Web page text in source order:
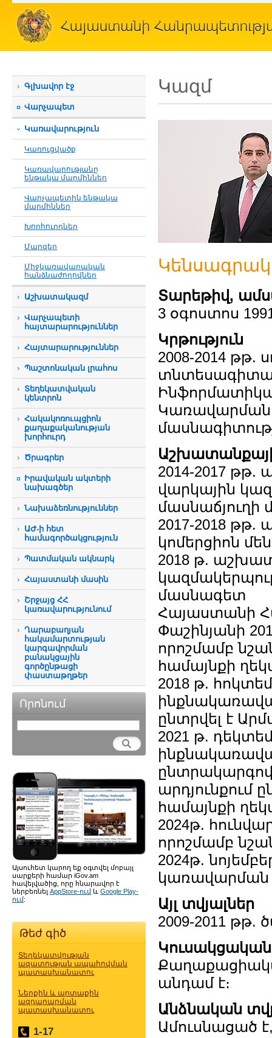
Գլխավոր էջ
Վարչապետ
Կառավարություն
Կառուցվածք
Կառավարությանը
ենթակա մարմիններ
Վարչապետին ենթակա
մարմիններ
Խորհուրդներ
Մարզեր
Միջկառավարական
հանձնաժողովներ
Աշխատակազմ
Վարչապետի
հայտարարություններ
Հայտարարություններ
Պաշտոնական լրահոս
Տեղեկատվական
կենտրոն
Հակակոռուպցիոն
քաղաքականության
խորհուրդ
Ծրագրեր
Իրավական ակտերի
նախագծեր
Նախաձեռնություններ
ԱԺ-ի հետ
համագործակցություն
Պատմական ակնարկ
Հայաստանի մասին
Շրջայց ՀՀ
կառավարությունում
Ղարաբաղյան
հակամարտության
կարգավորման
բանակցային
գործընթացի
փաստաթղթեր
Որոնում
Այսուհետ կարող եք օգտվել մոբայլ
սարքերի համար iGov.am
հավելվածից, որը հնարավոր է
ներբեռնել AppStore-ում և Google Play-
ում:
Թեժ գիծ
Տեղեկատվության
ազատության ապահովման
պատասխանատու
Ներքին և արտաքին
ազդարարման
պատասխանատու
1-17
Կազմ
Տարեթիվ,
3 օգոստոս
Կրթություն
2008-2014
2014-2017 թթ.
վարկային
2017-2018 թթ.
կոմերցիոն
2018 թ.
մասնագետ
Հայաստանի
Փաշինյանի
որոշմամբ
համայնքի
2018 թ.
ընտրվել է
2021 թ.
ընտրակարգով
արդյունքում
համայնքի
2024թ.
որոշմամբ
2024թ.
կառավարման
Այլ տվյալներ
2009-2011 թթ.
Կուսակցական
անդամ է։
Անձնական
Ամուսնացած